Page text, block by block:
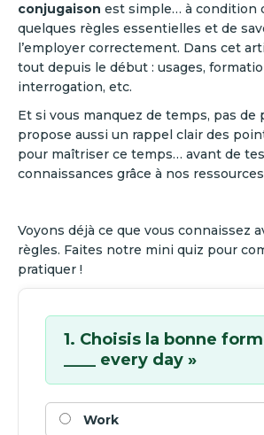
conjugaison est simple… à condition
quelques règles essentielles et de
l’employer correctement. Dans cet
tout depuis le début : usages,
interrogation, etc.
Et si vous manquez de temps, pas de
propose aussi un rappel clair des
pour maîtriser ce temps… avant de
connaissances grâce à nos
Voyons déjà ce que vous connaissez
règles. Faites notre mini quiz pour
pratiquer !
1. Choisis la bonne
____ every day »
Work